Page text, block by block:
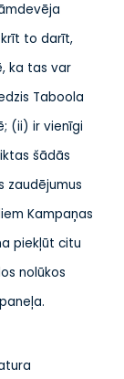
to darīt,
ka tas var
Taboola
(ii) ir vienīgi
šādās
zaudējumus
Kampaņas
piekļūt citu
nolūkos